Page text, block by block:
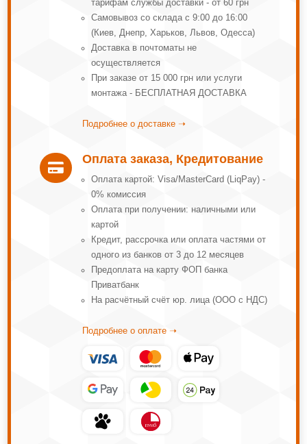
тарифам службы доставки - от 60 грн
Самовывоз со склада с 9:00 до 16:00
(Киев, Днепр, Харьков, Львов, Одесса)
Доставка в почтоматы не
осуществляется
При заказе от 15 000 грн или услуги
монтажа - БЕСПЛАТНАЯ ДОСТАВКА
Подробнее о доставке ➝

Оплата заказа, Кредитование
Оплата картой: Visa/MasterCard (LiqPay) -
0% комиссия
Оплата при получении: наличными или
картой
Кредит, рассрочка или оплата частями от
одного из банков от 3 до 12 месяцев
Предоплата на карту ФОП банка
Приватбанк
На расчётный счёт юр. лица (ООО с НДС)
Подробнее о оплате ➝